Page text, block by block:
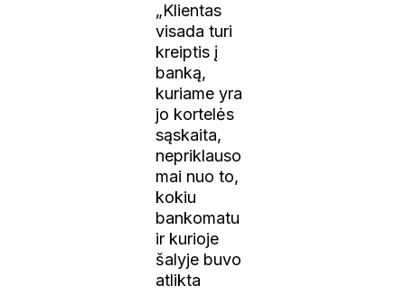
„Klientas
visada turi
kreiptis į
banką,
kuriame yra
jo kortelės
sąskaita,
nepriklauso
mai nuo to,
kokiu
bankomatu
ir kurioje
šalyje buvo
atlikta